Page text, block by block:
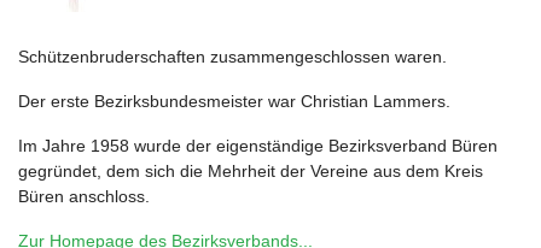
Schützenbruderschaften zusammengeschlossen waren.
Der erste Bezirksbundesmeister war Christian Lammers.
Im Jahre 1958 wurde der eigenständige Bezirksverband Büren
gegründet, dem sich die Mehrheit der Vereine aus dem Kreis
Büren anschloss.
Zur Homepage des Bezirksverbands...